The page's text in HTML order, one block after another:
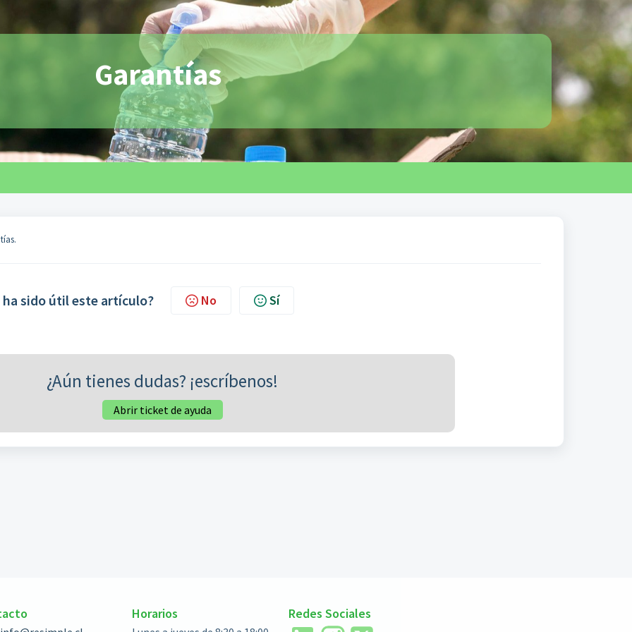
Garantías
ha sido útil este artículo? No Sí
¿Aún tienes dudas? ¡escríbenos!
Abrir ticket de ayuda
Horarios Redes Sociales